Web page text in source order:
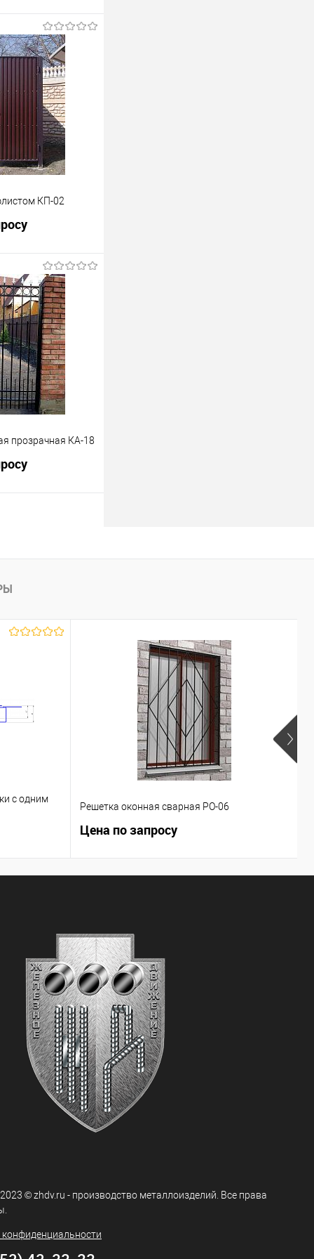
КП-02
цену
К сравнению
Под заказ
прозрачная КА-18
с одним
Решетка оконная сварная РО-06
Цена по запросу
© zhdv.ru - производство металлоизделий. Все права